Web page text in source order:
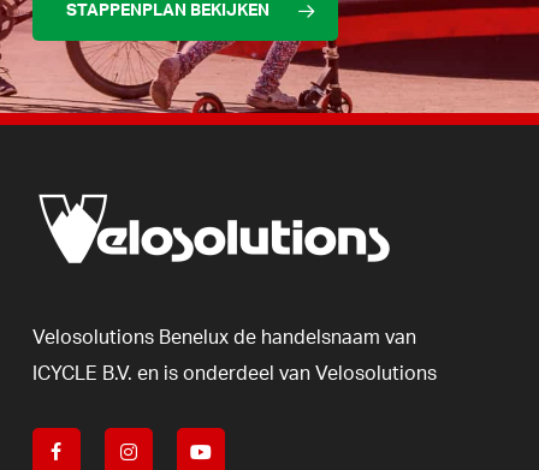
STAPPENPLAN BEKIJKEN
Velosolutions Benelux de handelsnaam van
ICYCLE B.V. en is onderdeel van Velosolutions